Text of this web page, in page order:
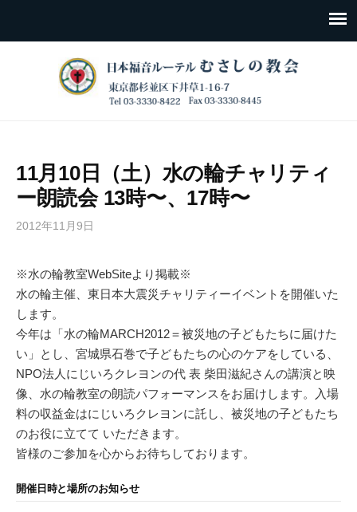
11月10日（土）水の輪チャリティ
ー朗読会 13時〜、17時〜
2012年11月9日
※水の輪教室WebSiteより掲載※
水の輪主催、東日本大震災チャリティーイベントを開催いた
します。
今年は「水の輪MARCH2012＝被災地の子どもたちに届けた
い」とし、宮城県石巻で子どもたちの心のケアをしている、
NPO法人にじいろクレヨンの代 表 柴田滋紀さんの講演と映
像、水の輪教室の朗読パフォーマンスをお届けします。入場
料の収益金はにじいろクレヨンに託し、被災地の子どもたち
のお役に立てて いただきます。
皆様のご参加を心からお待ちしております。
開催日時と場所のお知らせ